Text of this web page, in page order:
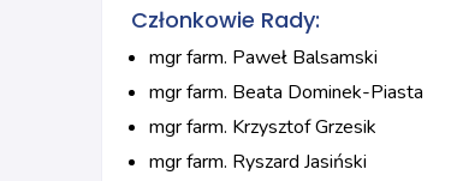
Członkowie Rady:
mgr farm. Paweł Balsamski
mgr farm. Beata Dominek-Piasta
mgr farm. Krzysztof Grzesik
mgr farm. Ryszard Jasiński